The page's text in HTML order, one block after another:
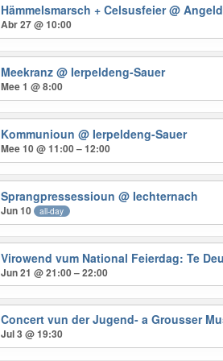
Hämmelsmarsch + Celsusfeier@
Abr 27 @ 10:00
Meekranz@ Ierpeldeng-Sauer
Mee 1 @ 8:00
Kommunioun@ Ierpeldeng-Sauer
Mee 10 @ 11:00 – 12:00
Sprangpressessioun@ Iechternach
Jun 10 all-day
Virowend vum National Feierdag: Te
Jun 21 @ 21:00 – 22:00
Concert vun der Jugend- a Grousser
Jul 3 @ 19:30